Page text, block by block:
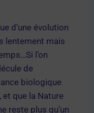
d’une évolution
lentement mais
l’on
de
biologique
et que la Nature
reste plus qu’un